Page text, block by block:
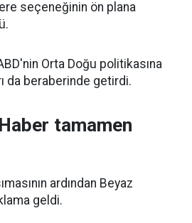
seçeneğinin ön plana
Orta Doğu politikasına
da beraberinde getirdi.
tamamen
ardından Beyaz
geldi.